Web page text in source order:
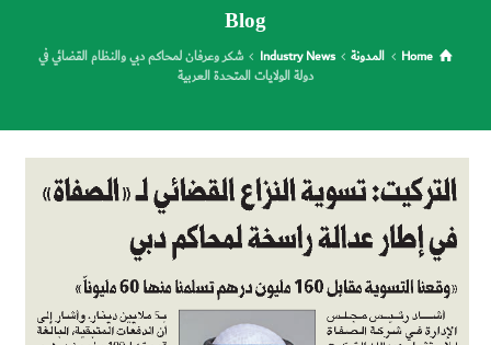
Blog
Home
المدونة Industry News
شكر وعرفان لمحاكم دبي والنظام القضائي في
دولة الولايات المتحدة العربية